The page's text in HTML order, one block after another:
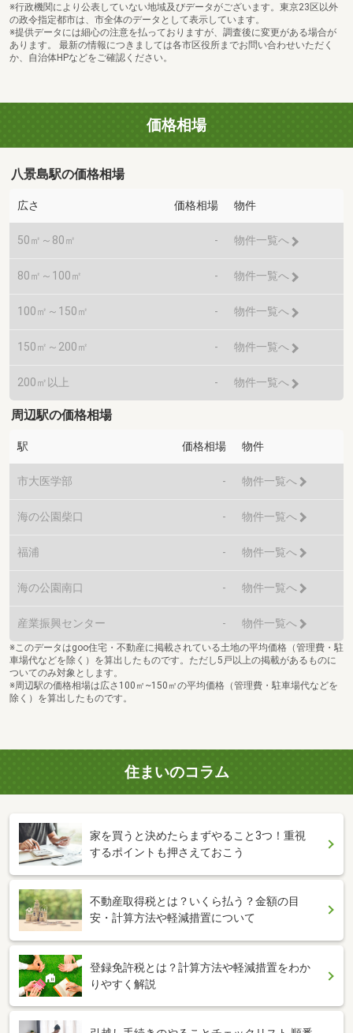
※行政機関により公表していない地域及びデータがございます。東京23区以外
の政令指定都市は、市全体のデータとして表示しています。
※提供データには細心の注意を払っておりますが、調査後に変更がある場合が
あります。 最新の情報につきましては各市区役所までお問い合わせいただく
か、自治体HPなどをご確認ください。
価格相場
八景島駅の価格相場
広さ 価格相場 物件
50㎡～80㎡ - 物件一覧へ
80㎡～100㎡ - 物件一覧へ
100㎡～150㎡ - 物件一覧へ
150㎡～200㎡ - 物件一覧へ
200㎡以上 - 物件一覧へ
周辺駅の価格相場
駅 価格相場 物件
市大医学部 - 物件一覧へ
海の公園柴口 - 物件一覧へ
福浦 - 物件一覧へ
海の公園南口 - 物件一覧へ
産業振興センター - 物件一覧へ
※このデータはgoo住宅・不動産に掲載されている土地の平均価格（管理費・駐
車場代などを除く）を算出したものです。ただし5戸以上の掲載があるものに
ついてのみ対象とします。
※周辺駅の価格相場は広さ100㎡~150㎡の平均価格（管理費・駐車場代などを
除く）を算出したものです。
住まいのコラム
家を買うと決めたらまずやること3つ！重視
するポイントも押さえておこう
不動産取得税とは？いくら払う？金額の目
安・計算方法や軽減措置について
登録免許税とは？計算方法や軽減措置をわか
りやすく解説